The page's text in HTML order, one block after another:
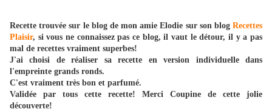
Recette trouvée sur le blog de mon amie Elodie sur son blog Recettes
Plaisir, si vous ne connaissez pas ce blog, il vaut le détour, il y a pas
mal de recettes vraiment superbes!
J'ai choisi de réaliser sa recette en version individuelle dans
l'empreinte grands ronds.
C'est vraiment très bon et parfumé.
Validée par tous cette recette! Merci Coupine de cette jolie
découverte!